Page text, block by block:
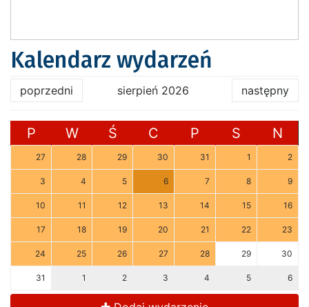
Kalendarz wydarzeń
poprzedni sierpień 2026 następny
P W Ś C P S N
27 28 29 30 31 1 2
3 4 5 6 7 8 9
10 11 12 13 14 15 16
17 18 19 20 21 22 23
24 25 26 27 28 29 30
31 1 2 3 4 5 6